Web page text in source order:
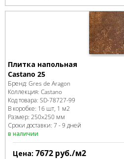
Плитка напольная
Castano 25
Бренд: Gres de Aragon
Коллекция: Castano
Код товара: SD-78727-99
В коробке: 16 шт, 1 м2
Размер: 250x250 мм
Сроки доставки: 7 - 9 дней
в наличии
Цена: 7672 руб./м2